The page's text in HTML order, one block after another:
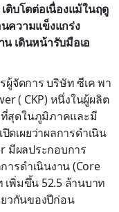
ติบโตต่อเนื่องแม้ในฤดู
ความแข็งแกร่ง
น เดินหน้ารับมือเอ
ผู้จัดการ บริษัท ซีเค พา
( CKP) หนึ่งในผู้ผลิต
สุดในภูมิภาคและมี
เผยว่าผลการดำเนิน
มีผลประกอบการ
ารดำเนินงาน (Core
เพิ่มขึ้น 52.5 ล้านบาท
ยวกันของปีก่อน